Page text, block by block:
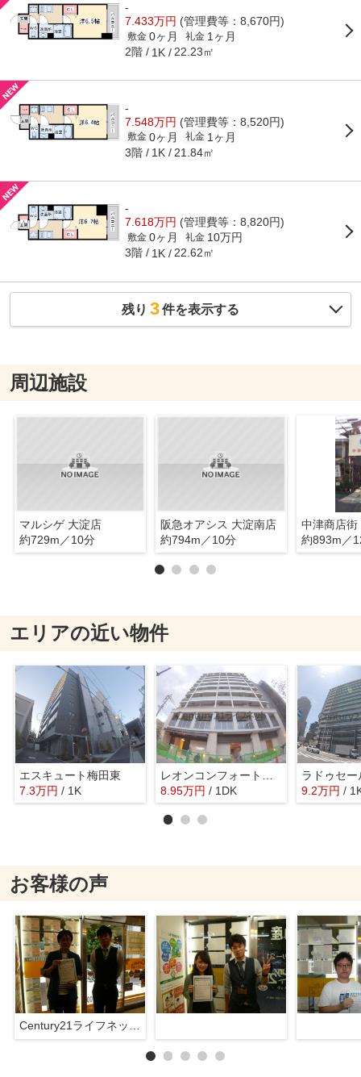
-
7.433万円 (管理費等：8,670円)
敷金 0ヶ月 礼金 1ヶ月
2階 1K 22.23㎡
-
7.548万円 (管理費等：8,520円)
敷金 0ヶ月 礼金 1ヶ月
3階 1K 21.84㎡
-
7.618万円 (管理費等：8,820円)
敷金 0ヶ月 礼金 10万円
3階 1K 22.62㎡
残り 3件を表示する
周辺施設
マルシゲ 大淀店
約729m／10分
阪急オアシス 大淀南店
約794m／10分
中津商店街
約893m／
エリアの近い物件
エスキュート梅田東
7.3万円 / 1K
8.95万円 / 1DK
ラドゥセー
9.2万円 /
お客様の声